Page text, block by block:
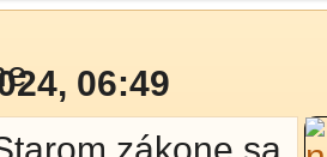
06:49